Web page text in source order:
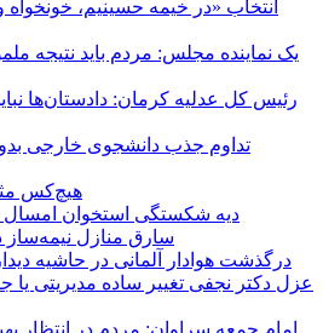
انتخاب «در خیمه حسینیم، خونخواه
یک نماینده مجلس: مردم باید نتیجه
رئیس کل عدلیه کرمان: دادستان‌ها
تداوم جذب دانشجوی خارجی
هیچ‌کس
دیه شکستگی استخوان امسال به ۴۲۰ میلیون تومان
۲ سارق منازل
درگذشت هوادار آلمانی در حاشیه دیدار
عزل دکتر نجفی تغییر ساده مدیریتی یا
امام جمعه سراوان: مردم در انتظار